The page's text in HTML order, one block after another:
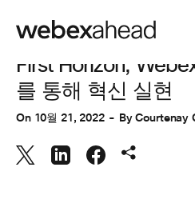
고객 경험
First Horizon,
를 통해 혁신 실현
On 10월 21, 2022 ByCourtenay